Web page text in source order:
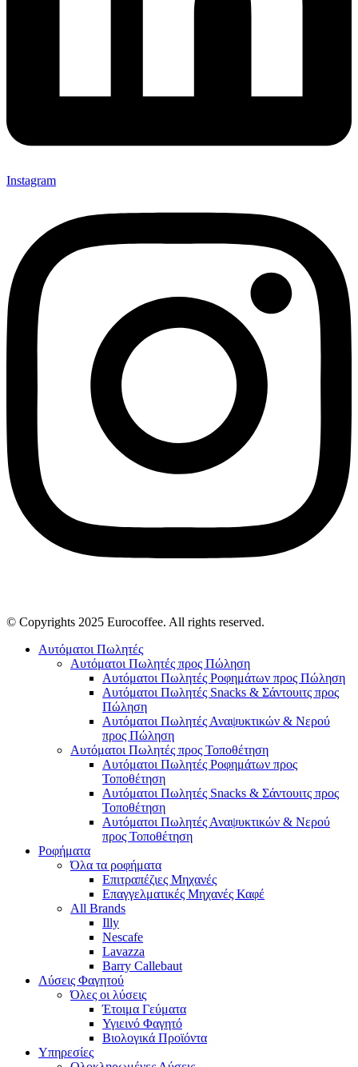
Instagram
© Copyrights 2025 Eurocoffee. All rights reserved.
Αυτόματοι Πωλητές
Αυτόματοι Πωλητές προς Πώληση
Αυτόματοι Πωλητές Ροφημάτων προς Πώληση
Αυτόματοι Πωλητές Snacks & Σάντουιτς προς
Πώληση
Αυτόματοι Πωλητές Αναψυκτικών & Νερού
προς Πώληση
Αυτόματοι Πωλητές προς Τοποθέτηση
Αυτόματοι Πωλητές Ροφημάτων προς
Τοποθέτηση
Αυτόματοι Πωλητές Snacks & Σάντουιτς προς
Τοποθέτηση
Αυτόματοι Πωλητές Αναψυκτικών & Νερού
προς Τοποθέτηση
Ροφήματα
Όλα τα ροφήματα
Επιτραπέζιες Μηχανές
Επαγγελματικές Μηχανές Καφέ
All Brands
Illy
Nescafe
Lavazza
Barry Callebaut
Λύσεις Φαγητού
Όλες οι λύσεις
Έτοιμα Γεύματα
Υγιεινό Φαγητό
Βιολογικά Προϊόντα
Υπηρεσίες